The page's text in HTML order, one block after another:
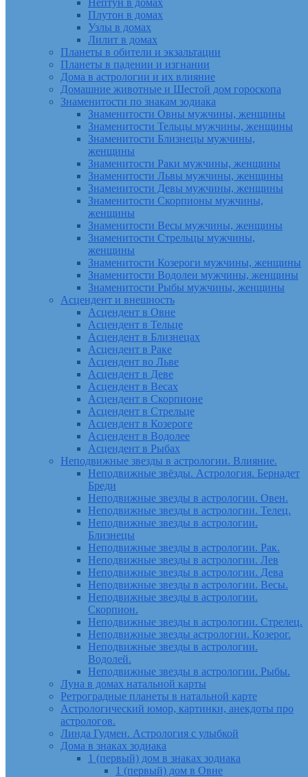
Нептун в домах
Плутон в домах
Узлы в домах
Лилит в домах
Планеты в обители и экзальтации
Планеты в падении и изгнании
Дома в астрологии и их влияние
Домашние животные и Шестой дом гороскопа
Знаменитости по знакам зодиака
Знаменитости Овны мужчины, женщины
Знаменитости Тельцы мужчины, женщины
Знаменитости Близнецы мужчины,
женщины
Знаменитости Раки мужчины, женщины
Знаменитости Львы мужчины, женщины
Знаменитости Девы мужчины, женщины
Знаменитости Скорпионы мужчины,
женщины
Знаменитости Весы мужчины, женщины
Знаменитости Стрельцы мужчины,
женщины
Знаменитости Козероги мужчины, женщины
Знаменитости Водолеи мужчины, женщины
Знаменитости Рыбы мужчины, женщины
Асцендент и внешность
Асцендент в Овне
Асцендент в Тельце
Асцендент в Близнецах
Асцендент в Раке
Асцендент во Льве
Асцендент в Деве
Асцендент в Весах
Асцендент в Скорпионе
Асцендент в Стрельце
Асцендент в Козероге
Асцендент в Водолее
Асцендент в Рыбах
Неподвижные звезды в астрологии. Влияние.
Неподвижные звёзды. Астрология. Бернадет
Бреди
Неподвижные звезды в астрологии. Овен.
Неподвижные звезды в астрологии. Телец.
Неподвижные звезды в астрологии.
Близнецы
Неподвижные звезды в астрологии. Рак.
Неподвижные звезды в астрологии. Лев
Неподвижные звезды в астрологии. Дева
Неподвижные звезды в астрологии. Весы.
Неподвижные звезды в астрологии.
Скорпион.
Неподвижные звезды в астрологии. Стрелец.
Неподвижные звезды астрологии. Козерог.
Неподвижные звезды в астрологии.
Водолей.
Неподвижные звезды в астрологии. Рыбы.
Луна в домах натальной карты
Ретроградные планеты в натальной карте
Астрологический юмор, картинки, анекдоты про
астрологов.
Линда Гудмен. Астрология с улыбкой
Дома в знаках зодиака
1 (первый) дом в знаках зодиака
1 (первый) дом в Овне